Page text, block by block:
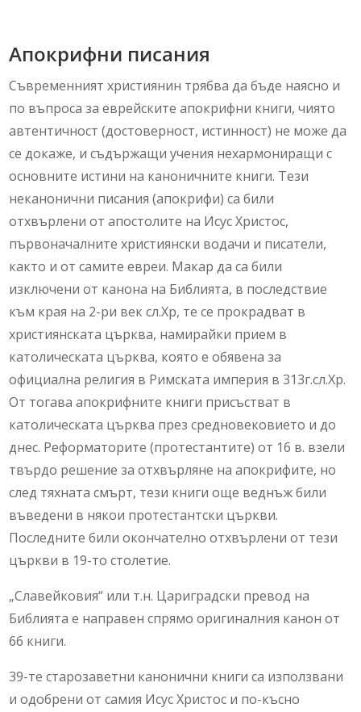
Апокрифни писания
Съвременният християнин трябва да бъде наясно и
по въпроса за еврейските апокрифни книги, чиято
автентичност (достоверност, истинност) не може да
се докаже, и съдържащи учения нехармониращи с
основните истини на каноничните книги. Тези
неканонични писания (апокрифи) са били
отхвърлени от апостолите на Исус Христос,
първоначалните християнски водачи и писатели,
както и от самите евреи. Макар да са били
изключени от канона на Библията, в последствие
към края на 2-ри век сл.Хр, те се прокрадват в
християнската църква, намирайки прием в
католическата църква, която е обявена за
официална религия в Римската империя в 313г.сл.Хр.
От тогава апокрифните книги присъстват в
католическата църква през средновековието и до
днес. Реформаторите (протестантите) от 16 в. взели
твърдо решение за отхвърляне на апокрифите, но
след тяхната смърт, тези книги още веднъж били
въведени в някои протестантски църкви.
Последните били окончателно отхвърлени от тези
църкви в 19-то столетие.
„Славейковия“ или т.н. Цариградски превод на
Библията е направен спрямо оригиналния канон от
66 книги.
39-те старозаветни канонични книги са използвани
и одобрени от самия Исус Христос и по-късно